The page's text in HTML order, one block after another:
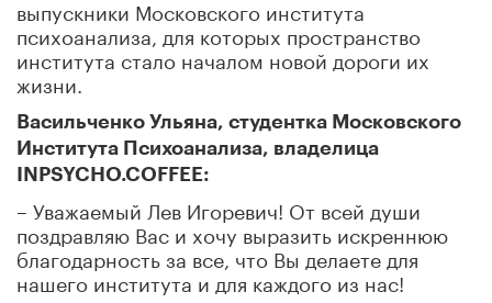
выпускники Московского института
психоанализа, для которых пространство
института стало началом новой дороги их
жизни.
Васильченко Ульяна, студентка Московского
Института Психоанализа, владелица
INPSYCHO.COFFEE:
– Уважаемый Лев Игоревич! От всей души
поздравляю Вас и хочу выразить искреннюю
благодарность за все, что Вы делаете для
нашего института и для каждого из нас!